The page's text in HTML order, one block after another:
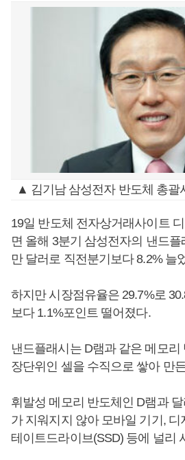
▲ 김기남 삼성전자 반도체 총괄
19일 반도체 전자상거래사이트
면 올해 3분기 삼성전자의 낸드
만 달러로 직전분기보다 8.2% 늘
하지만 시장점유율은 29.7%로
보다 1.1%포인트 떨어졌다.
낸드플래시는 D램과 같은 메모리
장단위인 셀을 수직으로 쌓아 만
휘발성 메모리 반도체인 D램과
가 지워지지 않아 모바일 기기,
테이트드라이브(SSD) 등에 널리